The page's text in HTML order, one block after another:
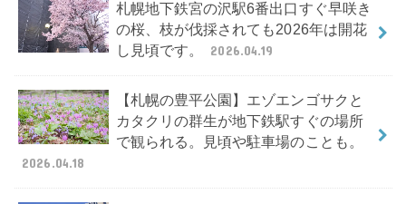
札幌地下鉄宮の沢駅6番出口すぐ早咲き
の桜、枝が伐採されても2026年は開花
し見頃です。
2026.04.19
【札幌の豊平公園】エゾエンゴサクと
カタクリの群生が地下鉄駅すぐの場所
で観られる。見頃や駐車場のことも。
2026.04.18